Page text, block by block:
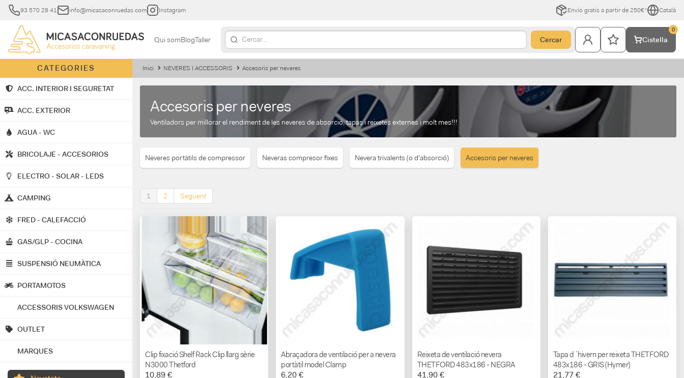
93 570 28 41 info@micasaconruedas.com Instagram Envío gratis a partir de 250€* Català
Qui somBlogTaller Cercar Cistella
0
CATEGORIES
ACC. INTERIOR I SEGURETAT
ACC. EXTERIOR
AGUA - WC
BRICOLAJE - ACCESORIOS
ELECTRO - SOLAR - LEDS
CAMPING
FRED - CALEFACCIÓ
GAS/GLP - COCINA
SUSPENSIÓ NEUMÀTICA
PORTAMOTOS
ACCESSORIS VOLKSWAGEN
OUTLET
MARQUES
Inici NEVERES I ACCESSORIS Accesoris per neveres
Accesoris per neveres
Ventiladors per millorar el rendiment de les neveres de absorció, tapas i reixetes externes i molt mes!!!
Neveres portàtils de compressor Neveras compresor fixes Nevera trivalents (o d'absorció) Accesoris per neveres
1 2 Següent
Clip fixació Shelf Rack Clip llarg sèrie
N3000 Thetford
10,89 €
Abraçadora de ventilació per a nevera
portàtil model Clamp
6,20 €
Reixeta de ventilació nevera
THETFORD 483x186 - NEGRA
41,90 €
Tapa d´hivern per reixeta THETFORD
483x186 - GRIS (Hymer)
21,77 €